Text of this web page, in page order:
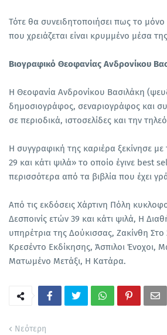
Τότε θα συνειδητοποιήσει πως το
που χρειάζεται είναι κρυμμένο μέσα
Βιογραφικό Θεοφανίας Ανδρονίκου
Η Θεοφανία Ανδρονίκου Βασιλάκη
δημοσιογράφος, σεναριογράφος και
σε περιοδικά, ιστοσελίδες και την
Η συγγραφική της καριέρα ξεκίνησε με
29 και κάτι ψιλά» το οποίο έγινε best
περισσότερα από τα βιβλία που έχει
Από τις εκδόσεις Χάρτινη Πόλη
Δεσποινίς ετών 39 και κάτι ψιλά, Η
υπηρέτρια της Δούκισσας, Ζακίνθη
Κρεσέντο Εκδίκησης, Άσπιλοι Ένοχοι,
Ματωμένο Μετάξι, Η Κατάρα.
Νεότερη